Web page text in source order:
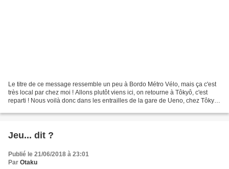
Le titre de ce message ressemble un peu à Bordo Métro Vélo, mais ça c'est
très local par chez moi ! Allons plutôt viens ici, on retourne à Tôkyô, c'est
reparti ! Nous voilà donc dans les entrailles de la gare de Ueno, chez Tôkyô
Jeu... dit ?
Publié le 21/06/2018 à 23:01
Par Otaku